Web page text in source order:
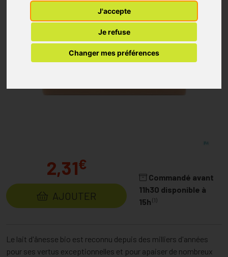
J'accepte
Je refuse
Changer mes préférences
2,31€
AJOUTER
Commandé avant
11h30 disponible à
15h (1)
Le lait d'ânesse bio est reconnu depuis des milliers d'années
pour ses vertus exceptionnelles et pour apaiser de nombreux